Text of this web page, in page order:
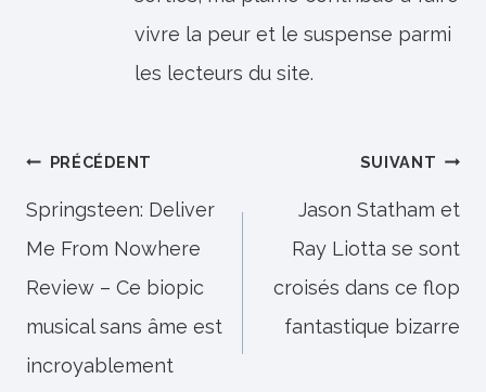
vivre la peur et le suspense parmi
les lecteurs du site.
Navigation
de
l’article
PRÉCÉDENT
Springsteen: Deliver
Me From Nowhere
Review – Ce biopic
musical sans âme est
incroyablement
SUIVANT
Jason Statham et
Ray Liotta se sont
croisés dans ce flop
fantastique bizarre